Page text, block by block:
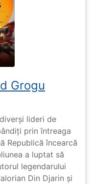
Grogu
lideri de
prin întreaga
Republică încearcă
a luptat să
legendarului
Din Djarin și